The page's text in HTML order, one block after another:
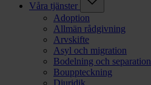
Våra tjänster
Adoption
Allmän rådgivning
Arvskifte
Asyl och migration
Bodelning och separation
Bouppteckning
Djuridik